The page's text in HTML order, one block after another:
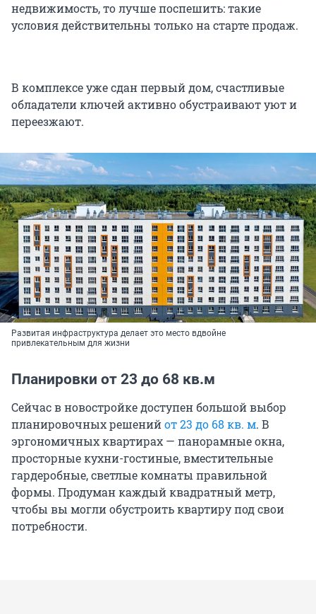
недвижимость, то лучше поспешить: такие
условия действительны только на старте продаж.
В комплексе уже сдан первый дом, счастливые
обладатели ключей активно обустраивают уют и
переезжают.
Развитая инфраструктура делает это место вдвойне
привлекательным для жизни
Планировки от 23 до 68 кв.м
Сейчас в новостройке доступен большой выбор
планировочных решенийот 23 до 68 кв. м. В
эргономичных квартирах — панорамные окна,
просторные кухни-гостиные, вместительные
гардеробные, светлые комнаты правильной
формы. Продуман каждый квадратный метр,
чтобы вы могли обустроить квартиру под свои
потребности.